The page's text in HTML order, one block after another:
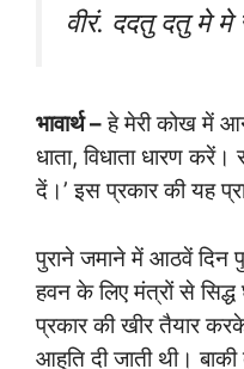
वीरं. ददतु दतु मे
भावार्थ –हे मेरी कोख में
धाता, विधाता धारण
दें।’ इस प्रकार की यह
पुराने जमाने में आठवें दिन
हवन के लिए मंत्रों से
प्रकार की खीर तैयार
आहुति दी जाती थी। बाकी